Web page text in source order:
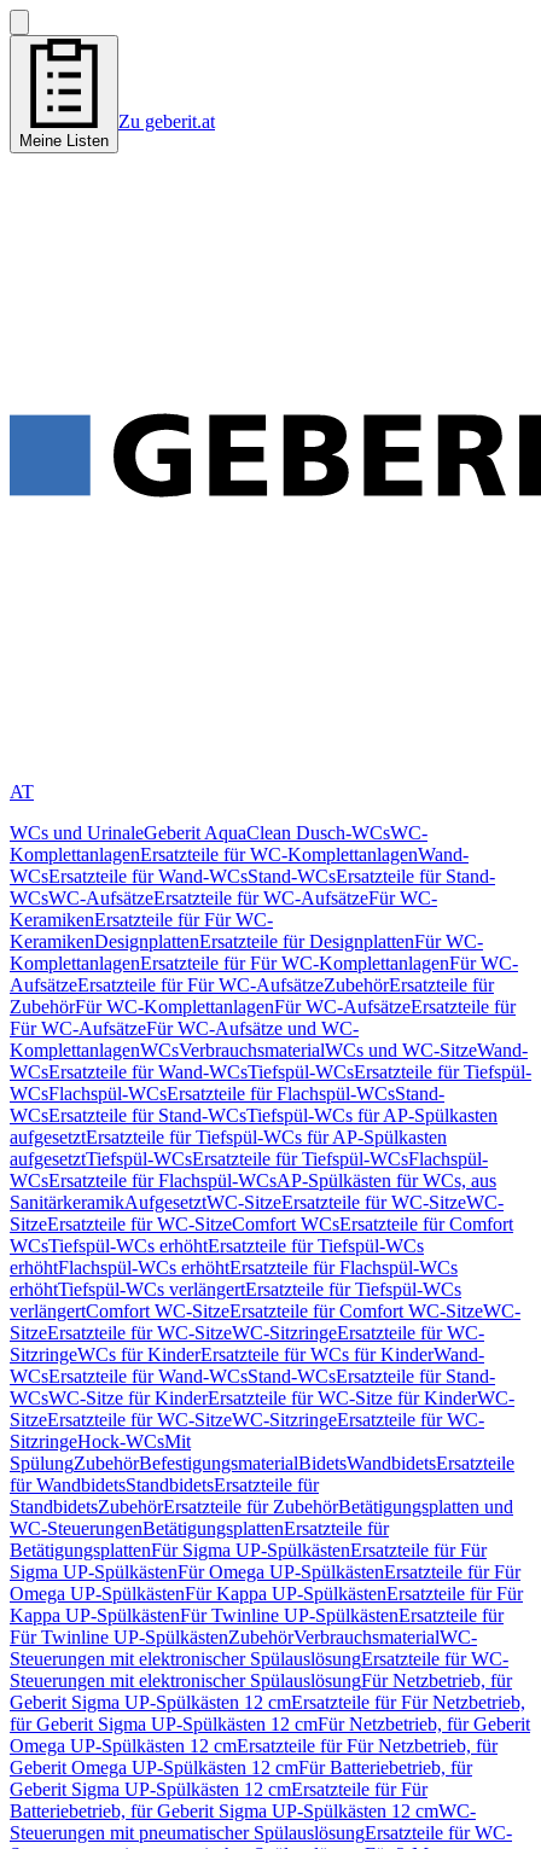
Meine Listen
Zu geberit.at
AT
WCs und UrinaleGeberit AquaClean Dusch-WCsWC-
KomplettanlagenErsatzteile für WC-KomplettanlagenWand-
WCsErsatzteile für Wand-WCsStand-WCsErsatzteile für Stand-
WCsWC-AufsätzeErsatzteile für WC-AufsätzeFür WC-
KeramikenErsatzteile für Für WC-
KeramikenDesignplattenErsatzteile für DesignplattenFür WC-
KomplettanlagenErsatzteile für Für WC-KomplettanlagenFür WC-
AufsätzeErsatzteile für Für WC-AufsätzeZubehörErsatzteile für
ZubehörFür WC-KomplettanlagenFür WC-AufsätzeErsatzteile für
Für WC-AufsätzeFür WC-Aufsätze und WC-
KomplettanlagenWCsVerbrauchsmaterialWCs und WC-SitzeWand-
WCsErsatzteile für Wand-WCsTiefspül-WCsErsatzteile für Tiefspül-
WCsFlachspül-WCsErsatzteile für Flachspül-WCsStand-
WCsErsatzteile für Stand-WCsTiefspül-WCs für AP-Spülkasten
aufgesetztErsatzteile für Tiefspül-WCs für AP-Spülkasten
aufgesetztTiefspül-WCsErsatzteile für Tiefspül-WCsFlachspül-
WCsErsatzteile für Flachspül-WCsAP-Spülkästen für WCs, aus
SanitärkeramikAufgesetztWC-SitzeErsatzteile für WC-SitzeWC-
SitzeErsatzteile für WC-SitzeComfort WCsErsatzteile für Comfort
WCsTiefspül-WCs erhöhtErsatzteile für Tiefspül-WCs
erhöhtFlachspül-WCs erhöhtErsatzteile für Flachspül-WCs
erhöhtTiefspül-WCs verlängertErsatzteile für Tiefspül-WCs
verlängertComfort WC-SitzeErsatzteile für Comfort WC-SitzeWC-
SitzeErsatzteile für WC-SitzeWC-SitzringeErsatzteile für WC-
SitzringeWCs für KinderErsatzteile für WCs für KinderWand-
WCsErsatzteile für Wand-WCsStand-WCsErsatzteile für Stand-
WCsWC-Sitze für KinderErsatzteile für WC-Sitze für KinderWC-
SitzeErsatzteile für WC-SitzeWC-SitzringeErsatzteile für WC-
SitzringeHock-WCsMit
SpülungZubehörBefestigungsmaterialBidetsWandbidetsErsatzteile
für WandbidetsStandbidetsErsatzteile für
StandbidetsZubehörErsatzteile für ZubehörBetätigungsplatten und
WC-SteuerungenBetätigungsplattenErsatzteile für
BetätigungsplattenFür Sigma UP-SpülkästenErsatzteile für Für
Sigma UP-SpülkästenFür Omega UP-SpülkästenErsatzteile für Für
Omega UP-SpülkästenFür Kappa UP-SpülkästenErsatzteile für Für
Kappa UP-SpülkästenFür Twinline UP-SpülkästenErsatzteile für
Für Twinline UP-SpülkästenZubehörVerbrauchsmaterialWC-
Steuerungen mit elektronischer SpülauslösungErsatzteile für WC-
Steuerungen mit elektronischer SpülauslösungFür Netzbetrieb, für
Geberit Sigma UP-Spülkästen 12 cmErsatzteile für Für Netzbetrieb,
für Geberit Sigma UP-Spülkästen 12 cmFür Netzbetrieb, für Geberit
Omega UP-Spülkästen 12 cmErsatzteile für Für Netzbetrieb, für
Geberit Omega UP-Spülkästen 12 cmFür Batteriebetrieb, für
Geberit Sigma UP-Spülkästen 12 cmErsatzteile für Für
Batteriebetrieb, für Geberit Sigma UP-Spülkästen 12 cmWC-
Steuerungen mit pneumatischer SpülauslösungErsatzteile für WC-